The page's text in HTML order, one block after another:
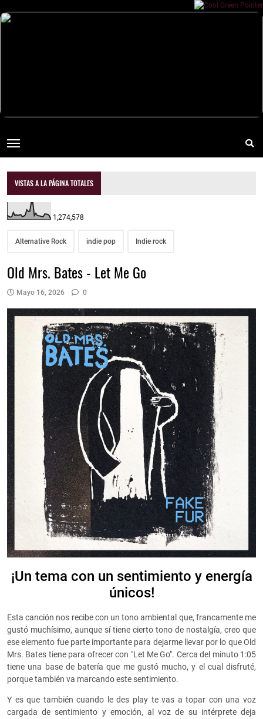
VISTAS A LA PÁGINA TOTALES
1,274,578
Alternative Rock indie pop Indie rock
Old Mrs. Bates - Let Me Go
Mayo 16, 2026 0
¡Un tema con un sentimiento y energía
únicos!
Esta canción nos recibe con un tono ambiental que, francamente me
gustó muchísimo, aunque sí tiene cierto tono de nostalgía, creo que
ese elemento fue parte importante para dejarme llevar por lo que Old
Mrs. Bates tiene para ofrecer con "Let Me Go". Cerca del minuto 1:05
tiene una base de batería que me gustó mucho, y el cual disfruté,
porque también va marcando este sentimiento.
Y es que también cuando le des play te vas a topar con una voz
cargada de sentimiento y emoción, al voz de su intérprete deja